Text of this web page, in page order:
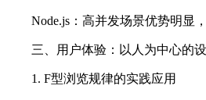
Node.js：高并发场景优势明显，
三、用户体验：以人为中心的设
1. F型浏览规律的实践应用